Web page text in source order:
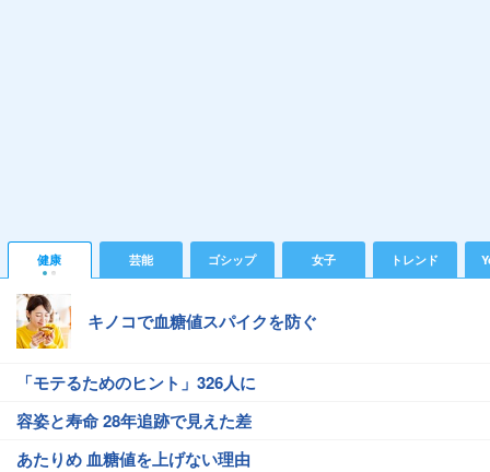
健康 芸能 ゴシップ 女子 トレンド
キノコで血糖値スパイクを防ぐ
「モテるためのヒント」326人に
容姿と寿命 28年追跡で見えた差
あたりめ 血糖値を上げない理由